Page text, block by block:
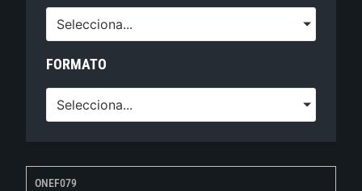
Selecciona...
FORMATO
Selecciona...
ONEF079